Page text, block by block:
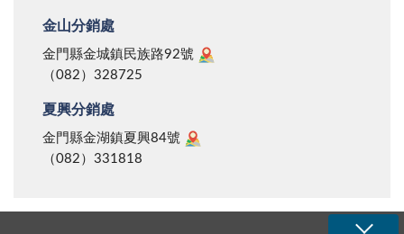
金山分銷處
金門縣金城鎮民族路92號
（082）328725
夏興分銷處
金門縣金湖鎮夏興84號
（082）331818